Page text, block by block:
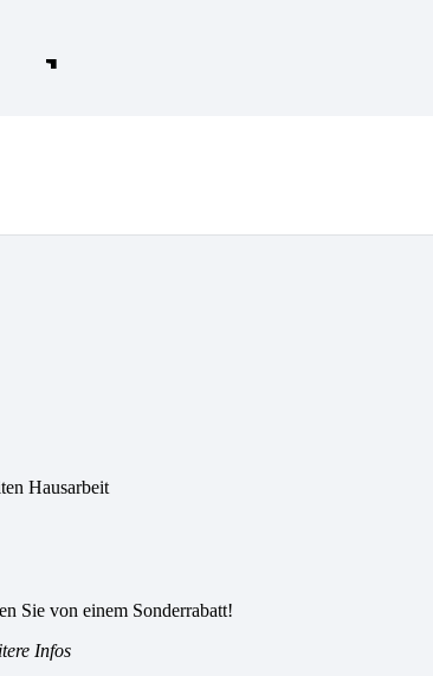
für
Hausarbeit
Sie von einem Sonderrabatt!
Infos